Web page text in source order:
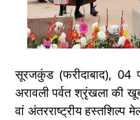
सूरजकुंड (फरीदाबाद), 04
अरावली पर्वत श्रृंखला की
वां अंतरराष्ट्रीय हस्तशिल्प